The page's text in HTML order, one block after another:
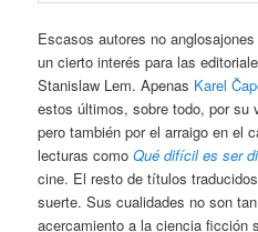
Escasos autores no
un cierto interés para las
Stanislaw Lem. Apenas Karel
estos últimos, sobre todo, por
pero también por el arraigo en el
lecturas comoQué difícil es ser
cine. El resto de títulos
suerte. Sus cualidades no son
acercamiento a la ciencia ficción